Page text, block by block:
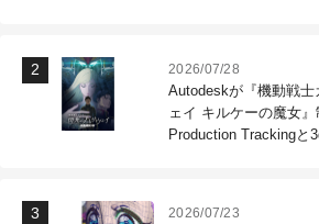
2026/07/28
Autodeskが『機動戦
ェイ キルケーの魔女
Production Trackingと
2026/07/23